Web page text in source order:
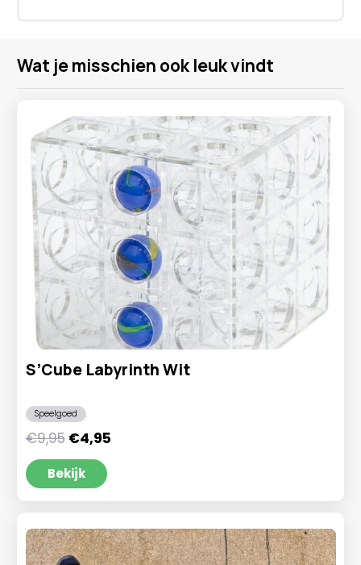
Wat je misschien ook leuk vindt
S’Cube Labyrinth Wit
Speelgoed
€9,95 Oorspronkelijke
prijs
was:
€9,95.
€4,95Huidige
Bekijk